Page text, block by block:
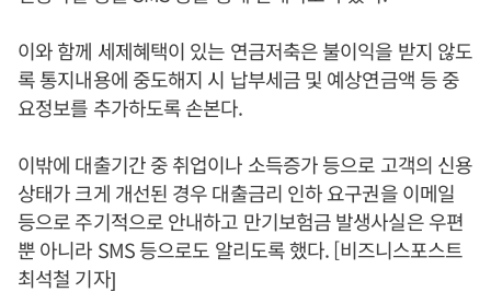
이와 함께 세제혜택이 있는 연금저축은 불이익을 받지 않도
록 통지내용에 중도해지 시 납부세금 및 예상연금액 등 중
요정보를 추가하도록 손본다.
이밖에 대출기간 중 취업이나 소득증가 등으로 고객의 신용
상태가 크게 개선된 경우 대출금리 인하 요구권을 이메일
등으로 주기적으로 안내하고 만기보험금 발생사실은 우편
뿐 아니라 SMS 등으로도 알리도록 했다. [비즈니스포스트
최석철 기자]